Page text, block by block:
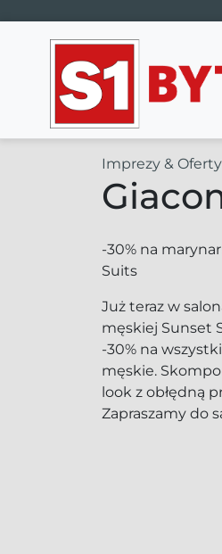
Main
Imprezy & Oferty
-30% na
Suits
Już teraz w
męskiej Sunset
-30% na
męskie.
look z obłędną
Zapraszamy do